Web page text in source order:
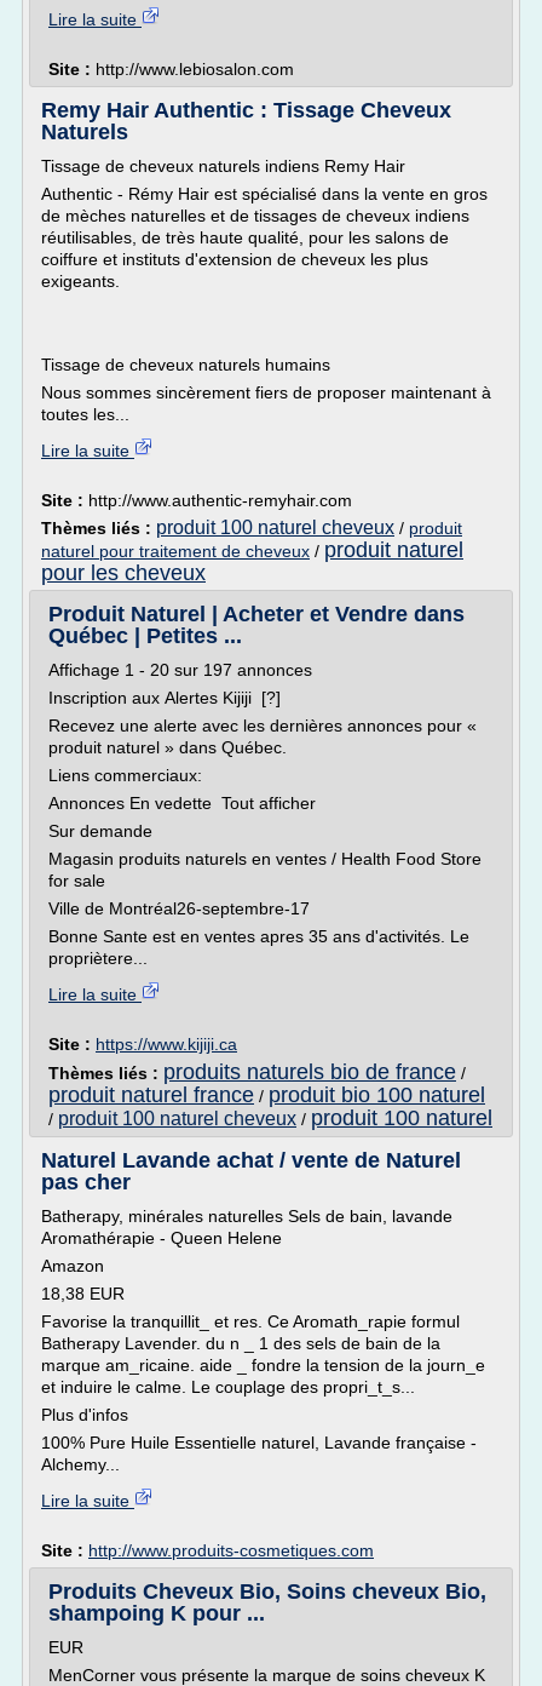
Lire la suite
Site : http://www.lebiosalon.com
Remy Hair Authentic : Tissage Cheveux
Naturels
Tissage de cheveux naturels indiens Remy Hair
Authentic - Rémy Hair est spécialisé dans la vente en gros
de mèches naturelles et de tissages de cheveux indiens
réutilisables, de très haute qualité, pour les salons de
coiffure et instituts d'extension de cheveux les plus
exigeants.
Tissage de cheveux naturels humains
Nous sommes sincèrement fiers de proposer maintenant à
toutes les...
Lire la suite
Site : http://www.authentic-remyhair.com
Thèmes liés : produit 100 naturel cheveux / produit
naturel pour traitement de cheveux / produit naturel
pour les cheveux
Produit Naturel | Acheter et Vendre dans
Québec | Petites ...
Affichage 1 - 20 sur 197 annonces
Inscription aux Alertes Kijiji [?]
Recevez une alerte avec les dernières annonces pour «
produit naturel » dans Québec.
Liens commerciaux:
Annonces En vedette Tout afficher
Sur demande
Magasin produits naturels en ventes / Health Food Store
for sale
Ville de Montréal26-septembre-17
Bonne Sante est en ventes apres 35 ans d'activités. Le
propriètere...
Lire la suite
Site : https://www.kijiji.ca
Thèmes liés : produits naturels bio de france /
produit naturel france / produit bio 100 naturel
/ produit 100 naturel cheveux / produit 100 naturel
Naturel Lavande achat / vente de Naturel
pas cher
Batherapy, minérales naturelles Sels de bain, lavande
Aromathérapie - Queen Helene
Amazon
18,38 EUR
Favorise la tranquillit_ et res. Ce Aromath_rapie formul
Batherapy Lavender. du n _ 1 des sels de bain de la
marque am_ricaine. aide _ fondre la tension de la journ_e
et induire le calme. Le couplage des propri_t_s...
Plus d'infos
100% Pure Huile Essentielle naturel, Lavande française -
Alchemy...
Lire la suite
Site : http://www.produits-cosmetiques.com
Produits Cheveux Bio, Soins cheveux Bio,
shampoing K pour ...
EUR
MenCorner vous présente la marque de soins cheveux K